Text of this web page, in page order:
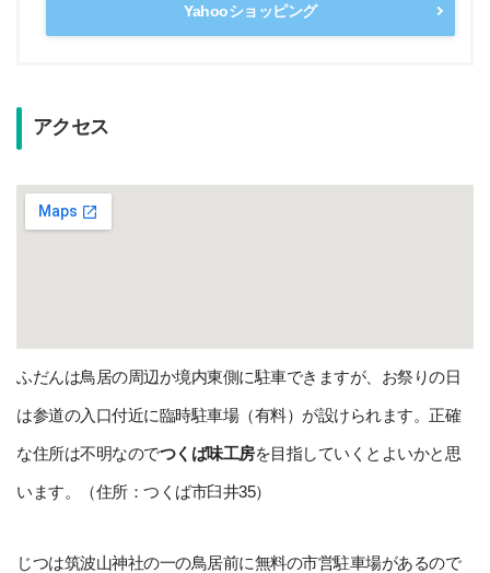
Yahooショッピング
アクセス
ふだんは鳥居の周辺か境内東側に駐車できますが、お祭りの日
は参道の入口付近に臨時駐車場（有料）が設けられます。正確
な住所は不明なのでつくば味工房を目指していくとよいかと思
います。（住所：つくば市臼井35）
じつは筑波山神社の一の鳥居前に無料の市営駐車場があるので